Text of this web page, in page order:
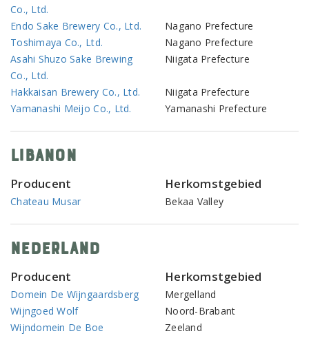
Co., Ltd.
Endo Sake Brewery Co., Ltd.
Nagano Prefecture
Toshimaya Co., Ltd.
Nagano Prefecture
Asahi Shuzo Sake Brewing
Co., Ltd.
Niigata Prefecture
Hakkaisan Brewery Co., Ltd.
Niigata Prefecture
Yamanashi Meijo Co., Ltd.
Yamanashi Prefecture
Libanon
Producent Herkomstgebied
Chateau Musar Bekaa Valley
Nederland
Producent Herkomstgebied
Domein De Wijngaardsberg
Mergelland
Wijngoed Wolf
Noord-Brabant
Wijndomein De Boe
Zeeland